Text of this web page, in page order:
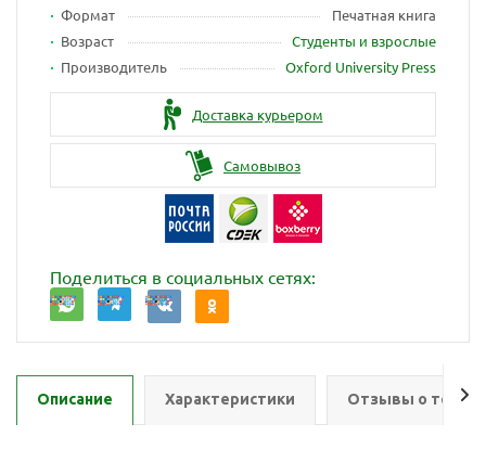
Формат
Печатная книга
Возраст
Студенты и взрослые
Производитель
Oxford University Press
Доставка курьером
Самовывоз
Поделиться в социальных сетях:
Описание Характеристики Отзывы о